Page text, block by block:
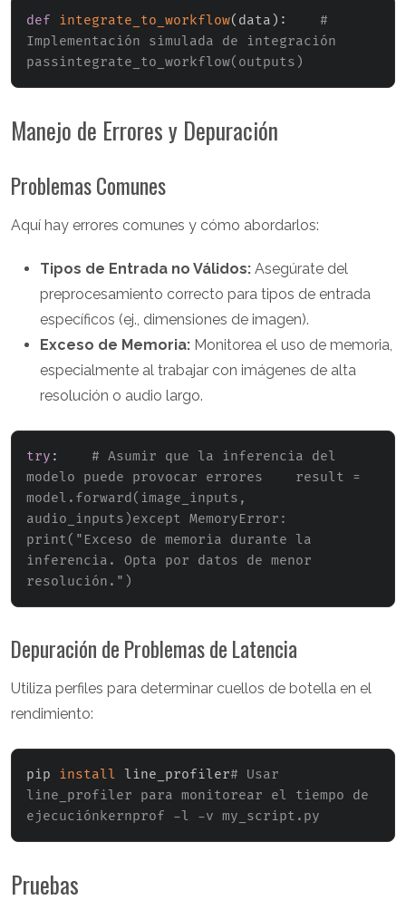
def integrate_to_workflow( data ) :
#
Implementación simulada de integración
passintegrate_to_workflow(outputs)
Manejo de Errores y Depuración
Problemas Comunes
Aquí hay errores comunes y cómo abordarlos:
Tipos de Entrada no Válidos: Asegúrate del
preprocesamiento correcto para tipos de entrada
específicos (ej., dimensiones de imagen).
Exceso de Memoria: Monitorea el uso de memoria,
especialmente al trabajar con imágenes de alta
resolución o audio largo.
try :
# Asumir que la inferencia del
modelo puede provocar errores    result =
model.forward(image_inputs,
audio_inputs)except MemoryError:
print("Exceso de memoria durante la
inferencia. Opta por datos de menor
resolución.")
Depuración de Problemas de Latencia
Utiliza perfiles para determinar cuellos de botella en el
rendimiento:
pip install line_profiler# Usar
line_profiler para monitorear el tiempo de
ejecuciónkernprof -l -v my_script.py
Pruebas